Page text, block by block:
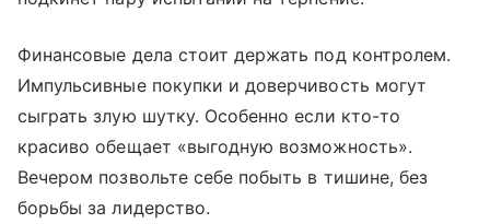
Финансовые дела стоит держать под контролем.
Импульсивные покупки и доверчивость могут
сыграть злую шутку. Особенно если кто-то
красиво обещает «выгодную возможность».
Вечером позвольте себе побыть в тишине, без
борьбы за лидерство.